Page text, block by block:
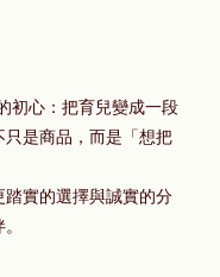
初心：把育兒變成一段
是商品，而是「想把
實的選擇與誠實的分